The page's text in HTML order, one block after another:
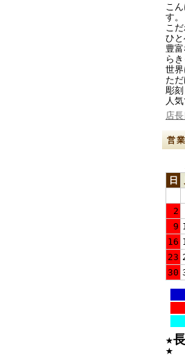
こ
す。
こ
ひ
豊
ら
世
た
彫
人
店
営
日
2
9
16
23
30
★
★